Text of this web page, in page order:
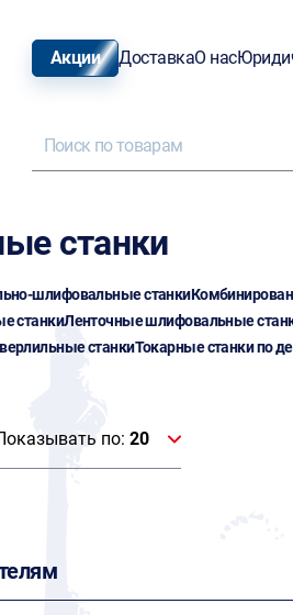
Акции ДоставкаО нас
станки
шлифовальные станки
станкиЛенточные шлифовальные
станкиТокарные станки по
по: 20